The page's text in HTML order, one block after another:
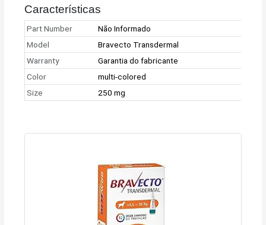
Características
Part Number
Não Informado
Model
Bravecto Transdermal
Warranty
Garantia do fabricante
Color
multi-colored
Size
250 mg